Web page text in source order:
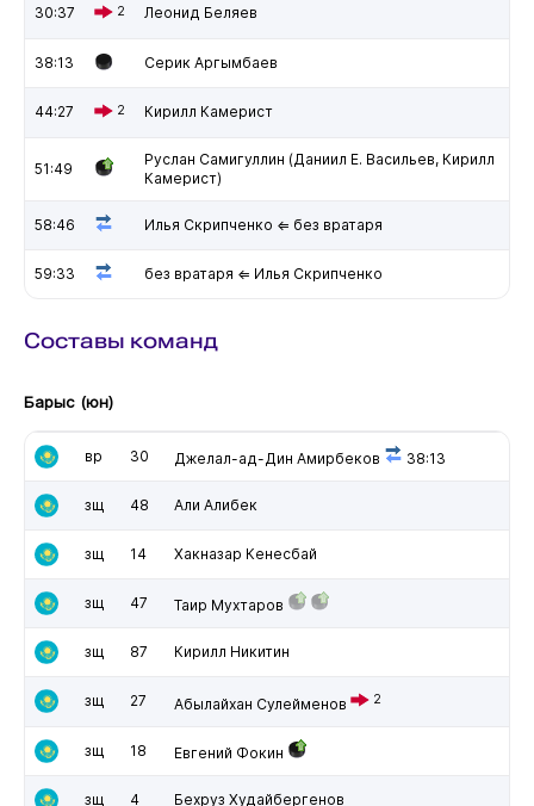
30:37 2 Леонид Беляев
38:13 Серик Аргымбаев
44:27 2 Кирилл Камерист
51:49
Руслан Самигуллин (Даниил Е. Васильев, Кирилл
Камерист)
58:46 Илья Скрипченко ⇐ без вратаря
59:33 без вратаря ⇐ Илья Скрипченко
Составы команд
Барыс (юн)
вр 30 Джелал-ад-Дин Амирбеков 38:13
зщ 48 Али Алибек
зщ 14 Хакназар Кенесбай
зщ 47 Таир Мухтаров
зщ 87 Кирилл Никитин
зщ 27 Абылайхан Сулейменов 2
зщ 18 Евгений Фокин
зщ 4 Бехруз Худайбергенов